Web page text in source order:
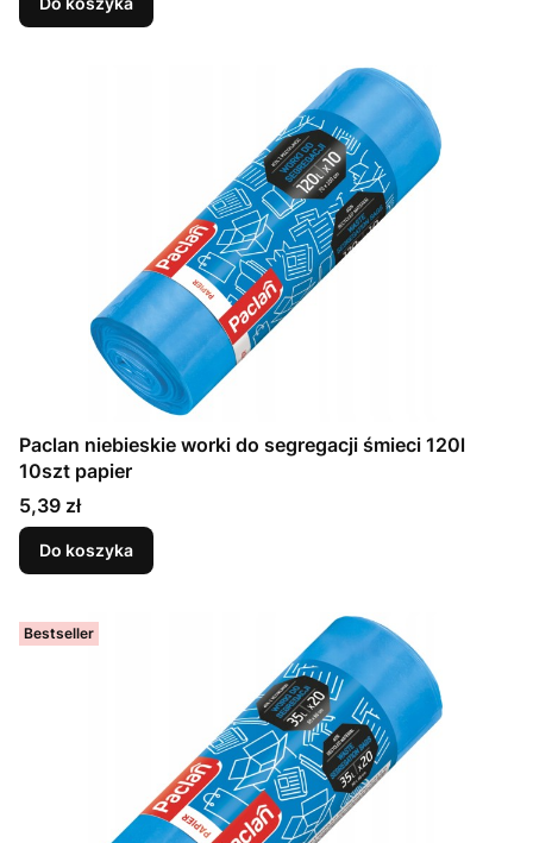
Paclan niebieskie worki do segregacji śmieci 120l
10szt papier
Cena
5,39 zł
Do koszyka
Bestseller